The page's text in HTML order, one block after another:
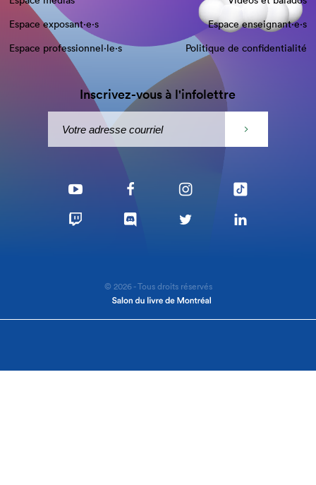
Espace exposant·e⋅s
Espace enseignant·e⋅s
Espace professionnel·le⋅s
Politique de confidentialité
Inscrivez-vous à l'infolettre
© 2026 - Tous droits réservés